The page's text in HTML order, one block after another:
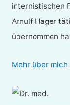
internistischen
Arnulf Hager
übernommen
Mehr über